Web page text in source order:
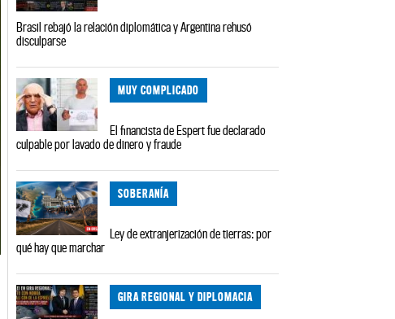
Brasil rebajó la relación diplomática y Argentina rehusó
disculparse
MUY COMPLICADO
El financista de Espert fue declarado
culpable por lavado de dinero y fraude
SOBERANÍA
Ley de extranjerización de tierras: por
qué hay que marchar
GIRA REGIONAL Y DIPLOMACIA